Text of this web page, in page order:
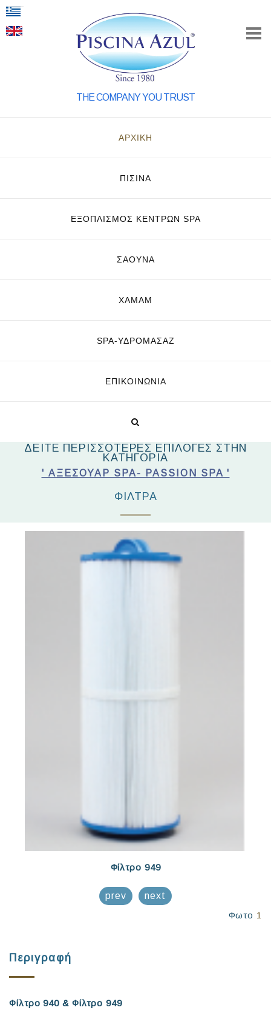
THE COMPANY YOU TRUST
ΑΡΧΙΚΗ
ΠΙΣΙΝΑ
ΕΞΟΠΛΙΣΜΌΣ ΚΈΝΤΡΩΝ SPA
ΣΑΟΥΝΑ
ΧΑΜΑΜ
SPA-ΥΔΡΟΜΑΣΆΖ
ΕΠΙΚΟΙΝΩΝΊΑ
ΔΕΙΤΕ ΠΕΡΙΣΣΟΤΕΡΕΣ ΕΠΙΛΟΓΕΣ ΣΤΗΝ
ΚΑΤΗΓΟΡΙΑ
' ΑΞΕΣΟΥΆΡ SPA- PASSION SPA '
ΦΊΛΤΡΑ
Φίλτρο 949
prev
next
Φωτο 1
Περιγραφή
Φίλτρο 940 & Φίλτρο949